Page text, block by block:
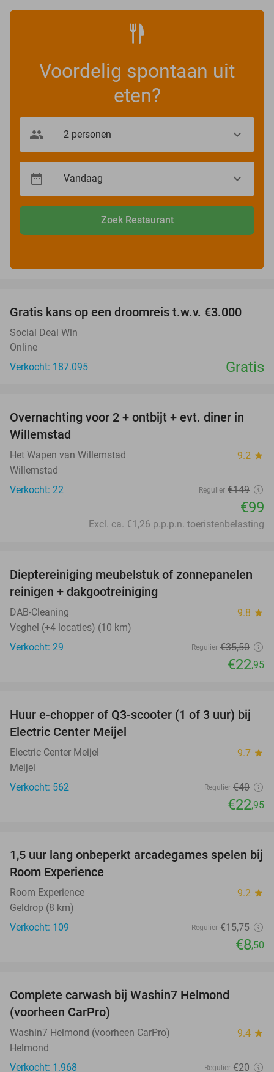
Voordelig spontaan uit
eten?
Zoek Restaurant
Gratis kans op een droomreis t.w.v. €3.000
Social Deal Win
Online
Verkocht: 187.095
Gratis
34%
Overnachting voor 2 + ontbijt + evt. diner in
Willemstad
Het Wapen van Willemstad 9.2 star
Willemstad
Verkocht: 22
Regulier €149
€99
Excl. ca. €1,26 p.p.p.n. toeristenbelasting
35%
Dieptereiniging meubelstuk of zonnepanelen
reinigen + dakgootreiniging
DAB-Cleaning 9.8 star
Veghel (+4 locaties) (10 km)
Verkocht: 29
Regulier €35,50
€22,95
43%
Huur e-chopper of Q3-scooter (1 of 3 uur) bij
Electric Center Meijel
Electric Center Meijel 9.7 star
Meijel
Verkocht: 562
Regulier €40
€22,95
46%
1,5 uur lang onbeperkt arcadegames spelen bij
Room Experience
Room Experience 9.2 star
Geldrop (8 km)
Verkocht: 109
Regulier €15,75
€8,50
Complete carwash bij Washin7 Helmond
(voorheen CarPro)
Washin7 Helmond (voorheen CarPro) 9.4 star
Helmond
Verkocht: 1.968
Regulier €20